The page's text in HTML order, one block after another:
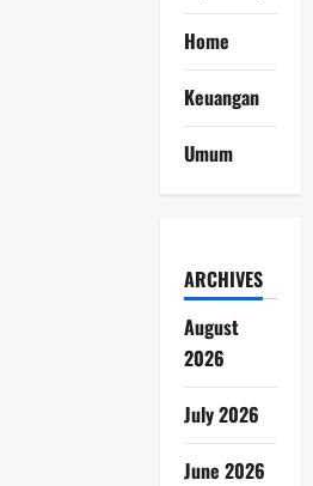
Home
Keuangan
Umum
ARCHIVES
August
2026
July 2026
June 2026